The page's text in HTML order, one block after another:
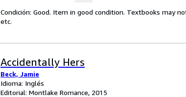
Condición: Good. Item in good condition. Textbooks may
etc.
Accidentally Hers
Beck, Jamie
Idioma: Inglés
Editorial: Montlake Romance, 2015